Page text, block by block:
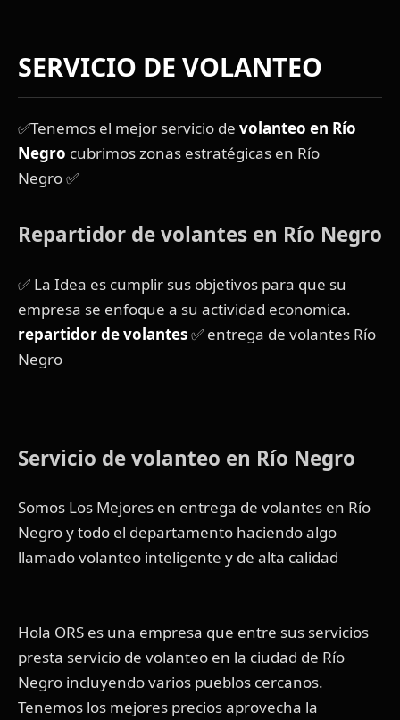
SERVICIO DE VOLANTEO
✅Tenemos el mejor servicio de volanteo en Río
Negro cubrimos zonas estratégicas en Río
Negro ✅
Repartidor de volantes en Río Negro
✅ La Idea es cumplir sus objetivos para que su
empresa se enfoque a su actividad economica.
repartidor de volantes✅ entrega de volantes Río
Negro
Servicio de volanteo en Río Negro
Somos Los Mejores en entrega de volantes en Río
Negro y todo el departamento haciendo algo
llamado volanteo inteligente y de alta calidad
Hola ORS es una empresa que entre sus servicios
presta servicio de volanteo en la ciudad de Río
Negro incluyendo varios pueblos cercanos.
Tenemos los mejores precios aprovecha la